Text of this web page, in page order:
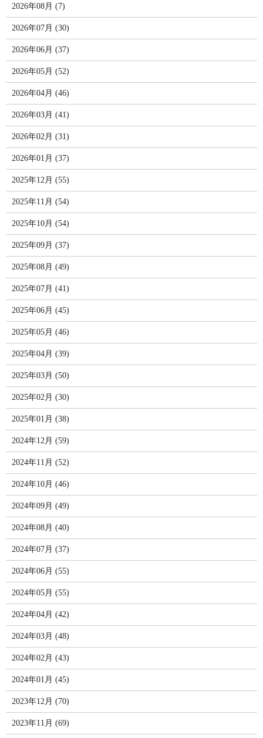
2026年08月 (7)
2026年07月 (30)
2026年06月 (37)
2026年05月 (52)
2026年04月 (46)
2026年03月 (41)
2026年02月 (31)
2026年01月 (37)
2025年12月 (55)
2025年11月 (54)
2025年10月 (54)
2025年09月 (37)
2025年08月 (49)
2025年07月 (41)
2025年06月 (45)
2025年05月 (46)
2025年04月 (39)
2025年03月 (50)
2025年02月 (30)
2025年01月 (38)
2024年12月 (59)
2024年11月 (52)
2024年10月 (46)
2024年09月 (49)
2024年08月 (40)
2024年07月 (37)
2024年06月 (55)
2024年05月 (55)
2024年04月 (42)
2024年03月 (48)
2024年02月 (43)
2024年01月 (45)
2023年12月 (70)
2023年11月 (69)